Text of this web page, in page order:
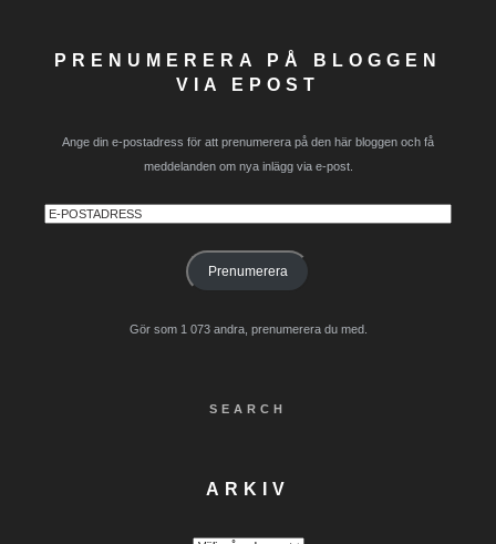
PRENUMERERA PÅ BLOGGEN
VIA EPOST
Ange din e-postadress för att prenumerera på den här bloggen och få
meddelanden om nya inlägg via e-post.
E-
Prenumerera
Gör som 1 073 andra, prenumerera du med.
SEARCH
ARKIV